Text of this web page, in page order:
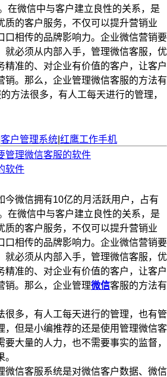
在微信中与客户建立良性的关系，是
质的客户服务，不仅可以提升营销业
口相传的品牌影响力。企业微信营销要
就必须从内部入手，管理微信客服，优
精准的、对企业有价值的客户，让客户
销。那么，企业管理微信客服的方法有
法很多，有人工每天进行的管理，
客户管理系统 红鹰工作手机
管理微信客服的软件
软件
微信拥有10亿的月活跃用户，占有
在微信中与客户建立良性的关系，是
质的客户服务，不仅可以提升营销业
口相传的品牌影响力。企业微信营销要
就必须从内部入手，管理微信客服，优
精准的、对企业有价值的客户，让客户
销。那么，企业管理微信客服的方法有
多，有人工每天进行的管理，也有管
，但是小编推荐的还是使用管理微信客
大量的人力，也不需要事实的监督，
信客服系统是对微信客户数据、微信